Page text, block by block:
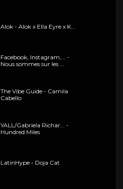
Alok - Alok x Ella Eyre x K...
Facebook, Instagram,... -
Nous sommes sur les ...
The Vibe Guide - Camila
Cabello
YALL/Gabriela Richar... -
Hundred Miles
LatinHype - Doja Cat